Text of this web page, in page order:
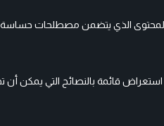
المحتوى الذي يتضمن مصطلحات
قائمة بالنصائح التي يمكن